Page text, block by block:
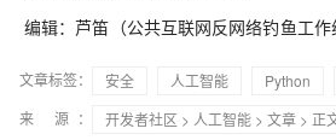
编辑：芦笛（公共互联网反网络钓鱼工作
文章标签： 安全 人工智能 Python
来 源：
开发者社区 > 人工智能 > 文章 > 正